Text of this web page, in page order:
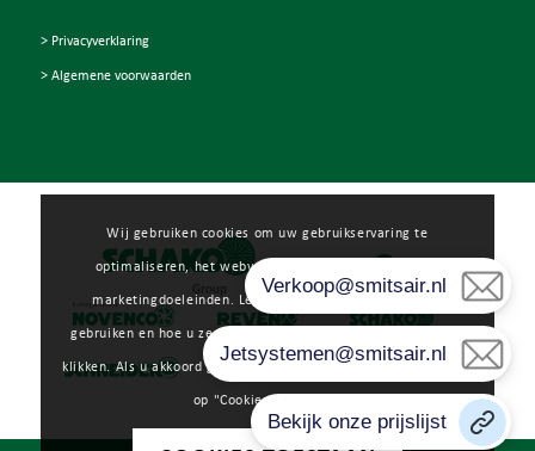
> Privacyverklaring
> Algemene voorwaarden
Wij gebruiken cookies om uw gebruikservaring te
optimaliseren, het webverkeer te analyseren en voor
marketingdoeleinden. Lees meer over hoe wij cookies
gebruiken en hoe u ze kunt beheren door op "Voorkeuren" te
klikken. Als u akkoord gaat met ons gebruik van cookies, klikt u
op "Cookies toestaan".